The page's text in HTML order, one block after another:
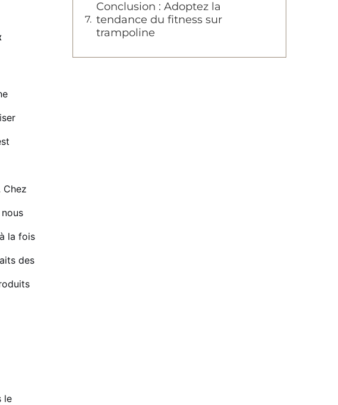
Chez
la fois
des
le
Conclusion : Adoptez la
tendance du fitness sur
trampoline